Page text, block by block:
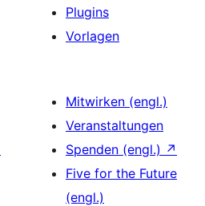
Plugins
Vorlagen
Mitwirken (engl.)
Veranstaltungen
Spenden (engl.) ↗
Five for the Future
(engl.)